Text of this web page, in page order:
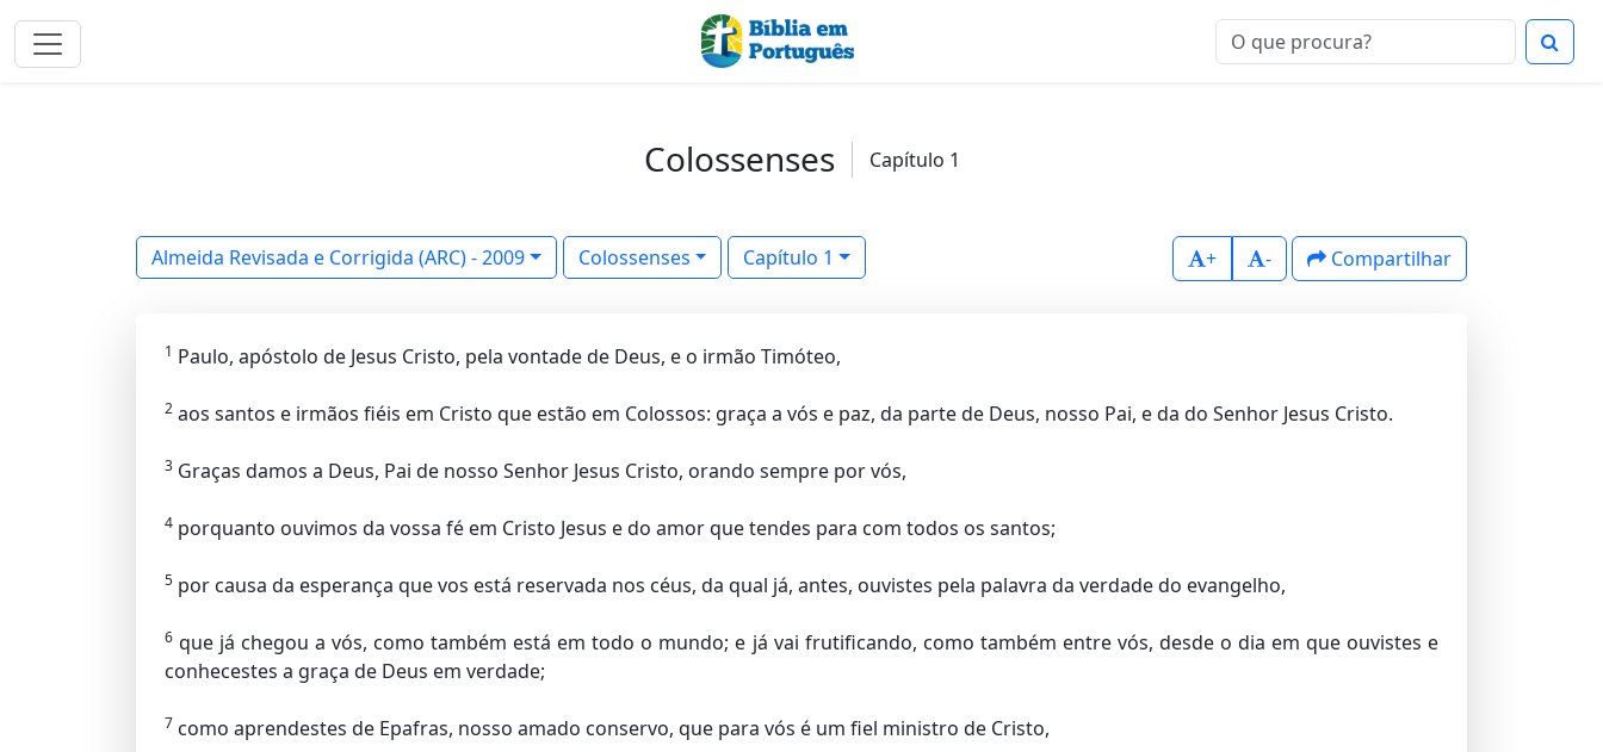
Colossenses Capítulo 1
Almeida Revisada e Corrigida (ARC) - 2009 Colossenses Capítulo 1 + - Compartilhar
1 Paulo, apóstolo de Jesus Cristo, pela vontade de Deus, e o irmão Timóteo,
2 aos santos e irmãos fiéis em Cristo que estão em Colossos: graça a vós e paz, da parte de Deus, nosso Pai, e da do Senhor Jesus Cristo.
3 Graças damos a Deus, Pai de nosso Senhor Jesus Cristo, orando sempre por vós,
4 porquanto ouvimos da vossa fé em Cristo Jesus e do amor que tendes para com todos os santos;
5 por causa da esperança que vos está reservada nos céus, da qual já, antes, ouvistes pela palavra da verdade do evangelho,
6 que já chegou a vós, como também está em todo o mundo; e já vai frutificando, como também entre vós, desde o dia em que ouvistes e
conhecestes a graça de Deus em verdade;
7 como aprendestes de Epafras, nosso amado conservo, que para vós é um fiel ministro de Cristo,